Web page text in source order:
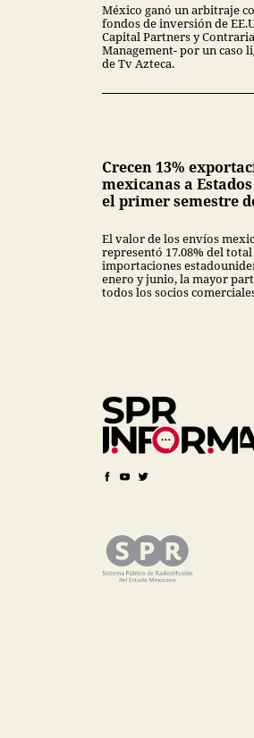
México ganó un arbitraje
fondos de inversión de
Capital Partners y
Management- por un caso
de Tv Azteca.
Crecen 13%
mexicanas a
el primer semestre
El valor de los envíos
representó 17.08% del total
importaciones
enero y junio, la mayor
todos los socios